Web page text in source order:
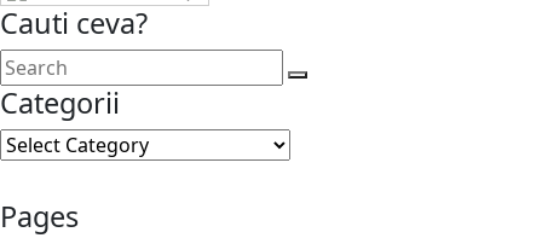
Cauti ceva?
Categorii
Categorii
Pages